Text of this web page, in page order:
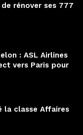
rénover ses 777
: ASL Airlines
vers Paris pour
la classe Affaires